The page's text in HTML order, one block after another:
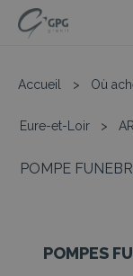
Accueil > Où
Eure-et-Loir >
POMPE
POMPES